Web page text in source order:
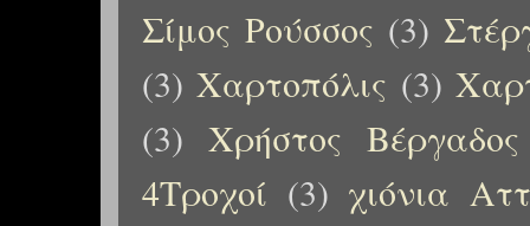
Σίμος Ρούσσος (3)
(3) Χαρτοπόλις (3)
(3) Χρήστος Βέργαδος
4Τροχοί (3) χιόνια